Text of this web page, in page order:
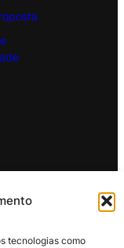
tecnologias como